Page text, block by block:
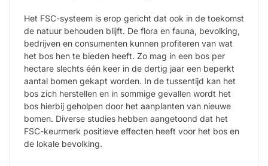
Het FSC-systeem is erop gericht dat ook in de toekomst
de natuur behouden blijft. De flora en fauna, bevolking,
bedrijven en consumenten kunnen profiteren van wat
het bos hen te bieden heeft. Zo mag in een bos per
hectare slechts één keer in de dertig jaar een beperkt
aantal bomen gekapt worden. In de tussentijd kan het
bos zich herstellen en in sommige gevallen wordt het
bos hierbij geholpen door het aanplanten van nieuwe
bomen. Diverse studies hebben aangetoond dat het
FSC-keurmerk positieve effecten heeft voor het bos en
de lokale bevolking.